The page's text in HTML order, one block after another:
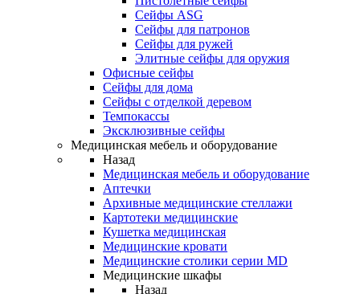
Сейфы ASG
Сейфы для патронов
Сейфы для ружей
Элитные сейфы для оружия
Офисные сейфы
Сейфы для дома
Сейфы с отделкой деревом
Темпокассы
Эксклюзивные сейфы
Медицинская мебель и оборудование
Назад
Медицинская мебель и оборудование
Аптечки
Архивные медицинские стеллажи
Картотеки медицинские
Кушетка медицинская
Медицинские кровати
Медицинские столики серии MD
Медицинские шкафы
Назад